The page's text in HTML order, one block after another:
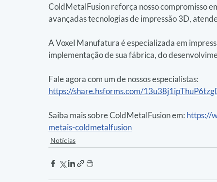
ColdMetalFusion reforça nosso compromisso
avançadas tecnologias de impressão 3D,
A Voxel Manufatura é especializada em
implementação de sua fábrica, do
Fale agora com um de nossos especialistas:
https://share.hsforms.com/
Saiba mais sobre ColdMetalFusion em: https://
metais-coldmetalfusion
Notícias